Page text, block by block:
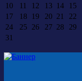
10
11 12 13 14 15
17
18 19 20 21 22
24
25 26 27 28 29
31